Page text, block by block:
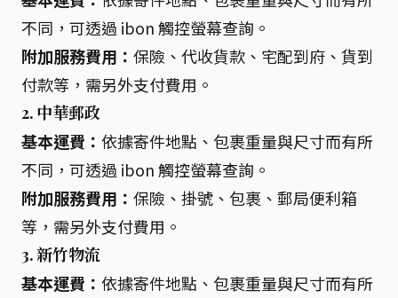
不同，可透過 ibon 觸控螢幕查詢。
附加服務費用： 保險、代收貨款、宅配到府、貨到
付款等，需另外支付費用。
2. 中華郵政
基本運費： 依據寄件地點、包裹重量與尺寸而有所
不同，可透過 ibon 觸控螢幕查詢。
附加服務費用： 保險、掛號、包裹、郵局便利箱
等，需另外支付費用。
3. 新竹物流
基本運費： 依據寄件地點、包裹重量與尺寸而有所